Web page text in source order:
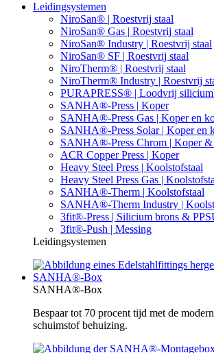
Leidingsystemen
NiroSan® | Roestvrij staal
NiroSan® Gas | Roestvrij staal
NiroSan® Industry | Roestvrij staal
NiroSan® SF | Roestvrij staal
NiroTherm® | Roestvrij staal
NiroTherm® Industry | Roestvrij
PURAPRESS® | Loodvrij
SANHA®-Press | Koper
SANHA®-Press Gas | Koper en
SANHA®-Press Solar | Koper en
SANHA®-Press Chrom | Koper &
ACR Copper Press | Koper
Heavy Steel Press | Koolstofstaal
Heavy Steel Press Gas |
SANHA®-Therm | Koolstofstaal
SANHA®-Therm Industry |
3fit®-Press | Silicium brons &
3fit®-Push | Messing
Leidingsystemen
SANHA®-Box
SANHA®-Box
Bespaar tot 70 procent tijd met de
schuimstof behuizing.